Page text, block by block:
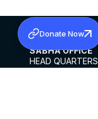
SABHA OFFICE
HEAD QUARTERS
Donate Now